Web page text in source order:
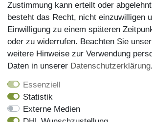
Versand
Zustimmung kann erteilt oder
besteht das Recht, nicht einzuwilligen
Einwilligung zu einem späteren
oder zu widerrufen. Beachten Sie unser
weitere Hinweise zur Verwendung
Daten in unserer Daten­schutz­erklärung.
Essenziell
Statistik
Externe Medien